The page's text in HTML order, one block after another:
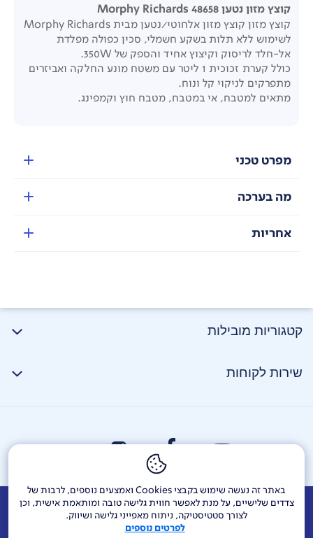
באתר זה נעשה שימוש בקבצי Cookies ואמצעים נוספים, לרבות של
צדדים שלישיים, על מנת לאפשר חווית גלישה טובה ומותאמת אישית, וכן
לצורך סטטיסטיקה, ניתוח מאפייני גלישה ושיווק.
לפרטים נוספים
קוצץ מזון נטען Morphy Richards 48658
קוצץ מזון
קוצץ מזון אלחוטי/נטען מבית Morphy Richards
לשימוש ללא תלות בשקע חשמלי, סכין כפולה מפלדת
אל-חלד לריסוק וקיצוץ אחיד והספק של 350W
.
כולל
קערת זכוכית 1 ליטר עם משטח מונע החלקה ואביזרים
מתפרקים לניקוי קל ונוח.
מתאים למטבח, אי במטבח, מטבח חוץ וקמפינג.
מפרט טכני
מה בערכה
אחריות
קטגוריות מובילות
שירות לקוחות
אודות דרושים צור קשר Investor Relations
הודעות חברה